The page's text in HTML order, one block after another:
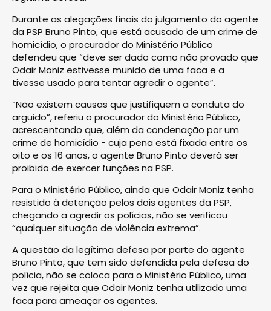
Durante as alegações finais do julgamento do agente
da PSP Bruno Pinto, que está acusado de um crime de
homicídio, o procurador do Ministério Público
defendeu que “deve ser dado como não provado que
Odair Moniz estivesse munido de uma faca e a
tivesse usado para tentar agredir o agente”.
“Não existem causas que justifiquem a conduta do
arguido”, referiu o procurador do Ministério Público,
acrescentando que, além da condenação por um
crime de homicídio - cuja pena está fixada entre os
oito e os 16 anos, o agente Bruno Pinto deverá ser
proibido de exercer funções na PSP.
Para o Ministério Público, ainda que Odair Moniz tenha
resistido à detenção pelos dois agentes da PSP,
chegando a agredir os polícias, não se verificou
“qualquer situação de violência extrema”.
A questão da legítima defesa por parte do agente
Bruno Pinto, que tem sido defendida pela defesa do
polícia, não se coloca para o Ministério Público, uma
vez que rejeita que Odair Moniz tenha utilizado uma
faca para ameaçar os agentes.